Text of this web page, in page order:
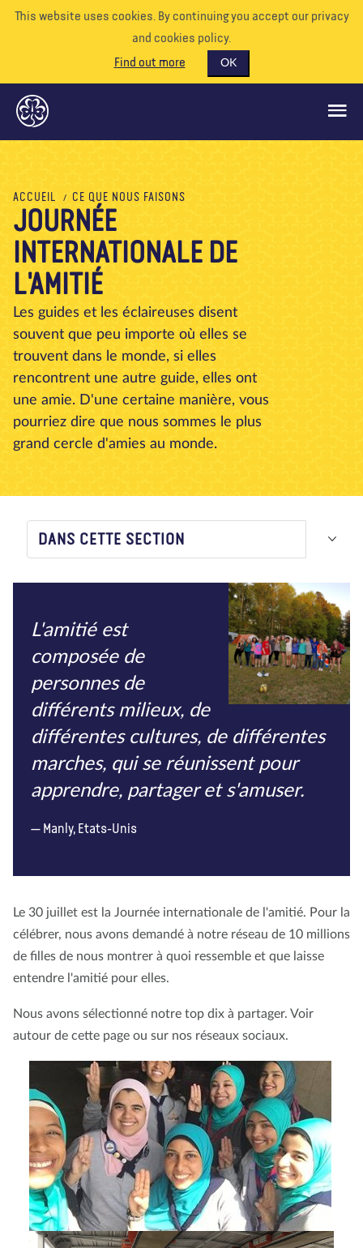
This website uses cookies. By continuing you accept our privacy
and cookies policy.
Find out more
OK
CE QUE NOUS FAISONS
SOUTENEZ-NOUS
BÉNÉVOLE
EVÉNEMENTS
NOTRE MONDE
RESSOURCES
À propos de nous Blog Actualité Magasin
Contactez nous
ACCUEIL CE QUE NOUS FAISONS
JOURNÉE
INTERNATIONALE DE
L'AMITIÉ
Les guides et les éclaireuses disent
souvent que peu importe où elles se
trouvent dans le monde, si elles
rencontrent une autre guide, elles ont
une amie. D'une certaine manière, vous
pourriez dire que nous sommes le plus
grand cercle d'amies au monde.
DANS CETTE SECTION
L'amitié est
composée de
personnes de
différents milieux, de
différentes cultures, de différentes
marches, qui se réunissent pour
apprendre, partager et s'amuser.
Manly, Etats-Unis
Le 30 juillet est la Journée internationale de l'amitié. Pour la
célébrer, nous avons demandé à notre réseau de 10 millions
de filles de nous montrer à quoi ressemble et que laisse
entendre l'amitié pour elles.
Nous avons sélectionné notre top dix à partager. Voir
autour de cette page ou sur nos réseaux sociaux.